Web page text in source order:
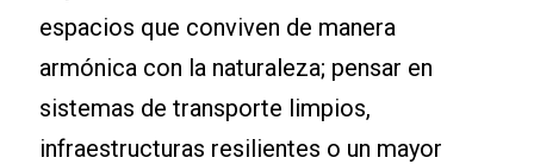
espacios que conviven de manera
armónica con la naturaleza; pensar en
sistemas de transporte limpios,
infraestructuras resilientes o un mayor